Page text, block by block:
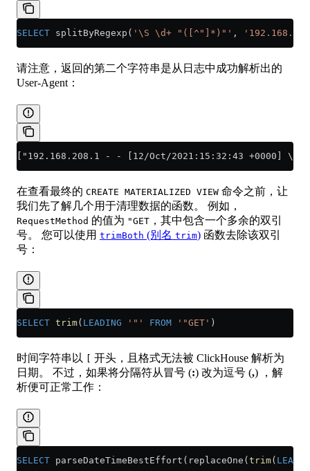
SELECT splitByRegexp( '\S \d+ "([^"]*)"' ,
请注意，返回的第二个字符串是从日志中成功解析出的
User-Agent：
["192.168.208.1 - - [12/Oct/2021:15:32:43 +0000]
在查看最终的 CREATE MATERIALIZED VIEW 命令之前，让
我们先了解几个用于清理数据的函数。 例如，
RequestMethod 的值为 "GET ，其中包含一个多余的双引
号。 您可以使用 trimBoth (别名 trim) 函数去除该双引
号：
SELECT trim( LEADING '"' FROM '"GET' )
时间字符串以 [ 开头，且格式无法被 ClickHouse 解析为
日期。 不过，如果将分隔符从冒号 (:) 改为逗号 (,) ，解
析便可正常工作：
SELECT parseDateTimeBestEffort(replaceOne(trim(